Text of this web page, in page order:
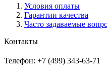
Условия оплаты
Гарантии качества
Часто задаваемые
Контакты
Телефон: +7 (499) 343-63-71